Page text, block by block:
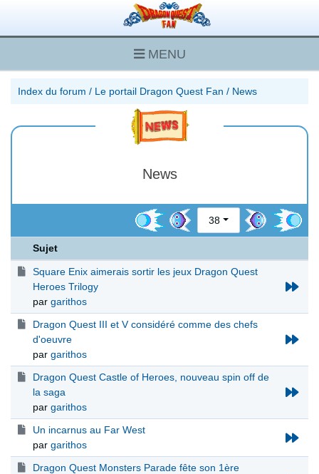
MENU
Index du forum / Le portail Dragon Quest Fan / News
News
38
Sujet
Square Enix aimerais sortir les jeux Dragon Quest
Heroes Trilogy
par garithos
Dragon Quest III et V considéré comme des chefs
d'oeuvre
par garithos
Dragon Quest Castle of Heroes, nouveau spin off de
la saga
par garithos
Un incarnus au Far West
par garithos
Dragon Quest Monsters Parade fête son 1ère